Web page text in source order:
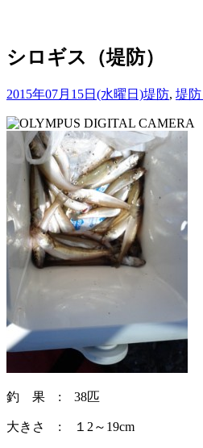
シロギス（堤防）
2015年07月15日(水曜日)堤防, 堤
釣 果 : 38匹
大きさ : １2～19cm